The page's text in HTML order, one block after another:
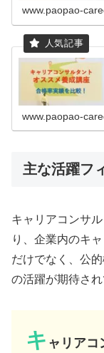
www.paopao-
www.paopao-
主な活躍フ
キャリアコンサ
り、企業内のキ
だけでなく、公
の活躍が期待され
キ ャリアコ